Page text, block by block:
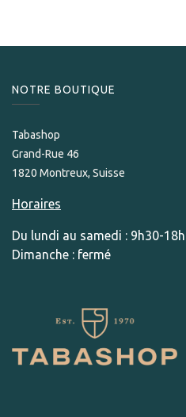
NOTRE BOUTIQUE
Tabashop
Grand-Rue 46
1820 Montreux, Suisse
Horaires
Du lundi au samedi : 9h30-
Dimanche : fermé